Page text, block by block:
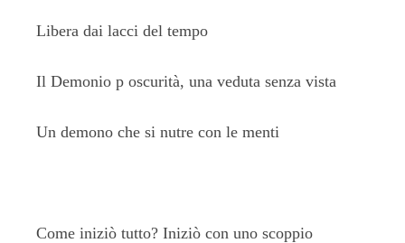
Libera dai lacci del tempo
Il Demonio p oscurità, una veduta senza vista
Un demono che si nutre con le menti
Come iniziò tutto? Iniziò con uno scoppio